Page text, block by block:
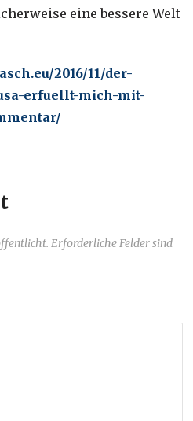
eine bessere Welt
2016/11/der-
erfuellt-mich-mit-
Erforderliche Felder sind